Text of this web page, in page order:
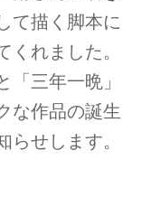
て描く脚本に
くれました。
三年一晩」
な作品の誕生
らせします。